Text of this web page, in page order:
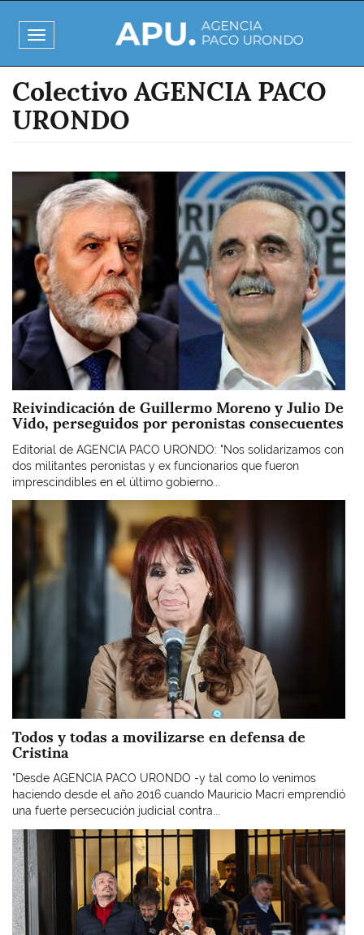
al
contenido
principal
Toggle
navigation
Colectivo AGENCIA PACO
URONDO
Imagen
Reivindicación de Guillermo Moreno y Julio De
Vido, perseguidos por peronistas consecuentes
Editorial de AGENCIA PACO URONDO: "Nos solidarizamos con
dos militantes peronistas y ex funcionarios que fueron
imprescindibles en el último gobierno...
Imagen
Todos y todas a movilizarse en defensa de
Cristina
"Desde AGENCIA PACO URONDO -y tal como lo venimos
haciendo desde el año 2016 cuando Mauricio Macri emprendió
una fuerte persecución judicial contra...
Imagen